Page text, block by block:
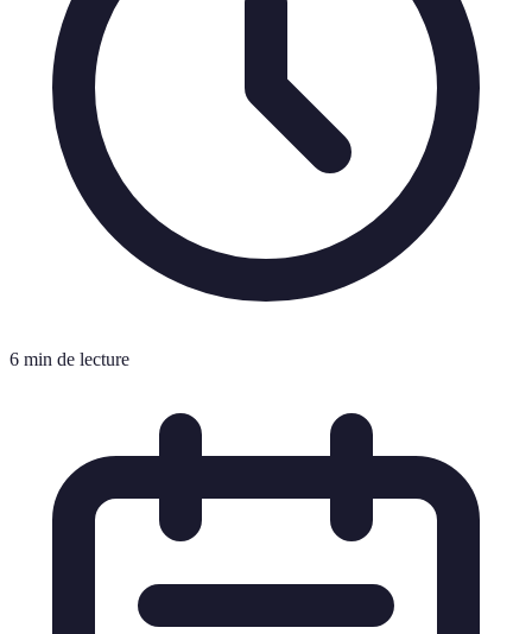
6 min de lecture